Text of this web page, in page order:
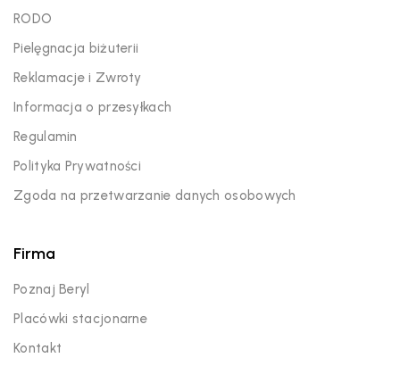
RODO
Pielęgnacja biżuterii
Reklamacje i Zwroty
Informacja o przesyłkach
Regulamin
Polityka Prywatności
Zgoda na przetwarzanie danych osobowych
Firma
Poznaj Beryl
Placówki stacjonarne
Kontakt